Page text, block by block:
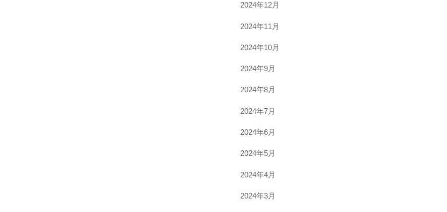
2024年12月
2024年11月
2024年10月
2024年9月
2024年8月
2024年7月
2024年6月
2024年5月
2024年4月
2024年3月